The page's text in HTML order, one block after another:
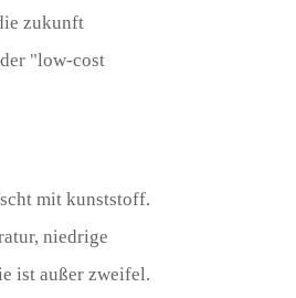
zukunft
"low-cost
mit kunststoff.
niedrige
ist außer zweifel.